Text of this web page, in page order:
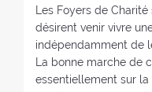
Les Foyers de
désirent venir vivre
indépendamment de
La bonne marche de
essentiellement sur